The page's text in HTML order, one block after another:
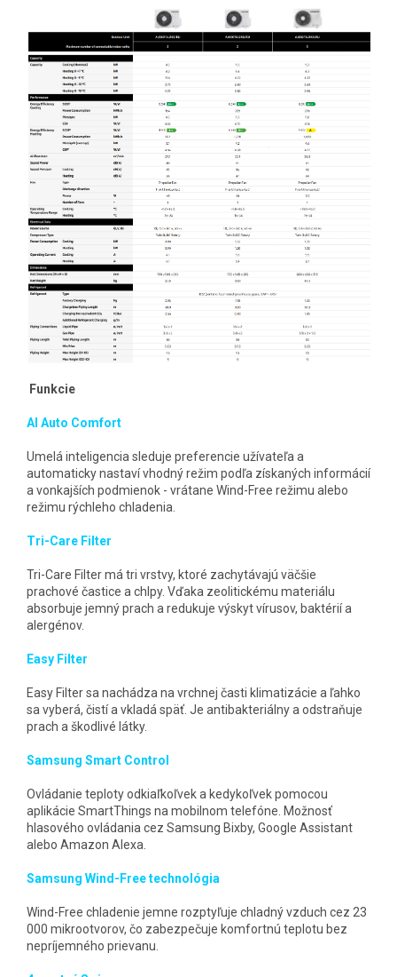
Funkcie
AI Auto Comfort
Umelá inteligencia sleduje preferencie užívateľa a
automaticky nastaví vhodný režim podľa získaných informácií
a vonkajších podmienok - vrátane Wind-Free režimu alebo
režimu rýchleho chladenia.
Tri-Care Filter
Tri-Care Filter má tri vrstvy, ktoré zachytávajú väčšie
prachové častice a chlpy. Vďaka zeolitickému materiálu
absorbuje jemný prach a redukuje výskyt vírusov, baktérií a
alergénov.
Easy Filter
Easy Filter sa nachádza na vrchnej časti klimatizácie a ľahko
sa vyberá, čistí a vkladá späť. Je antibakteriálny a odstraňuje
prach a škodlivé látky.
Samsung Smart Control
Ovládanie teploty odkiaľkoľvek a kedykoľvek pomocou
aplikácie SmartThings na mobilnom telefóne. Možnosť
hlasového ovládania cez Samsung Bixby, Google Assistant
alebo Amazon Alexa.
Samsung Wind-Free technológia
Wind-Free chladenie jemne rozptyľuje chladný vzduch cez 23
000 mikrootvorov, čo zabezpečuje komfortnú teplotu bez
nepríjemného prievanu.